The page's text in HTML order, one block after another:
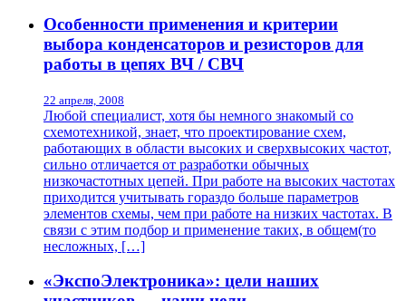
Особенности применения и критерии
выбора конденсаторов и резисторов для
работы в цепях ВЧ / СВЧ
22 апреля, 2008
Любой специалист, хотя бы немного знакомый со
схемотехникой, знает, что проектирование схем,
работающих в области высоких и сверхвысоких частот,
сильно отличается от разработки обычных
низкочастотных цепей. При работе на высоких частотах
приходится учитывать гораздо больше параметров
элементов схемы, чем при работе на низких частотах. В
связи с этим подбор и применение таких, в общем(то
несложных, […]
«ЭкспоЭлектроника»: цели наших